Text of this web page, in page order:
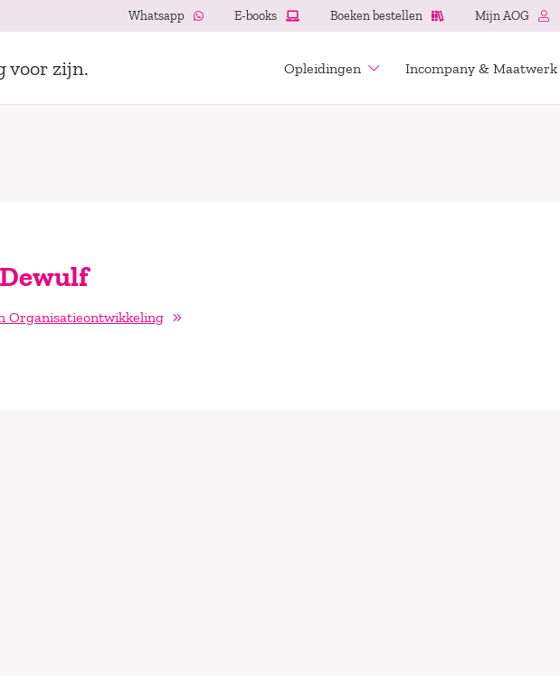
Whatsapp E-books Boeken bestellen Mijn AOG
voor zijn. Opleidingen Incompany & Maatwerk
Organisatieontwikkeling